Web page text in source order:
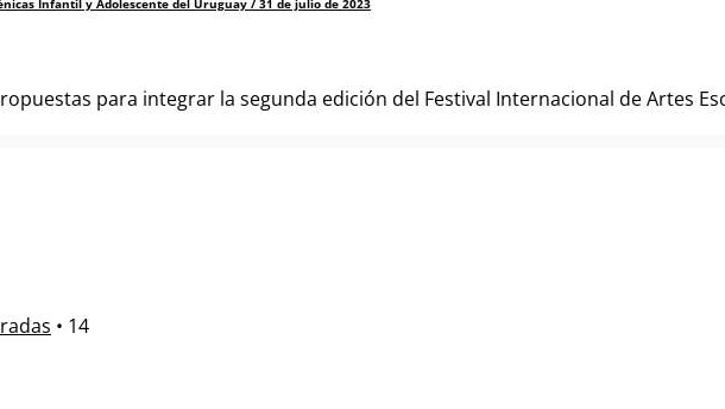
Infantil y Adolescente del Uruguay / 31 de julio de 2023
para integrar la segunda edición del Festival Internacional de Artes
• 14